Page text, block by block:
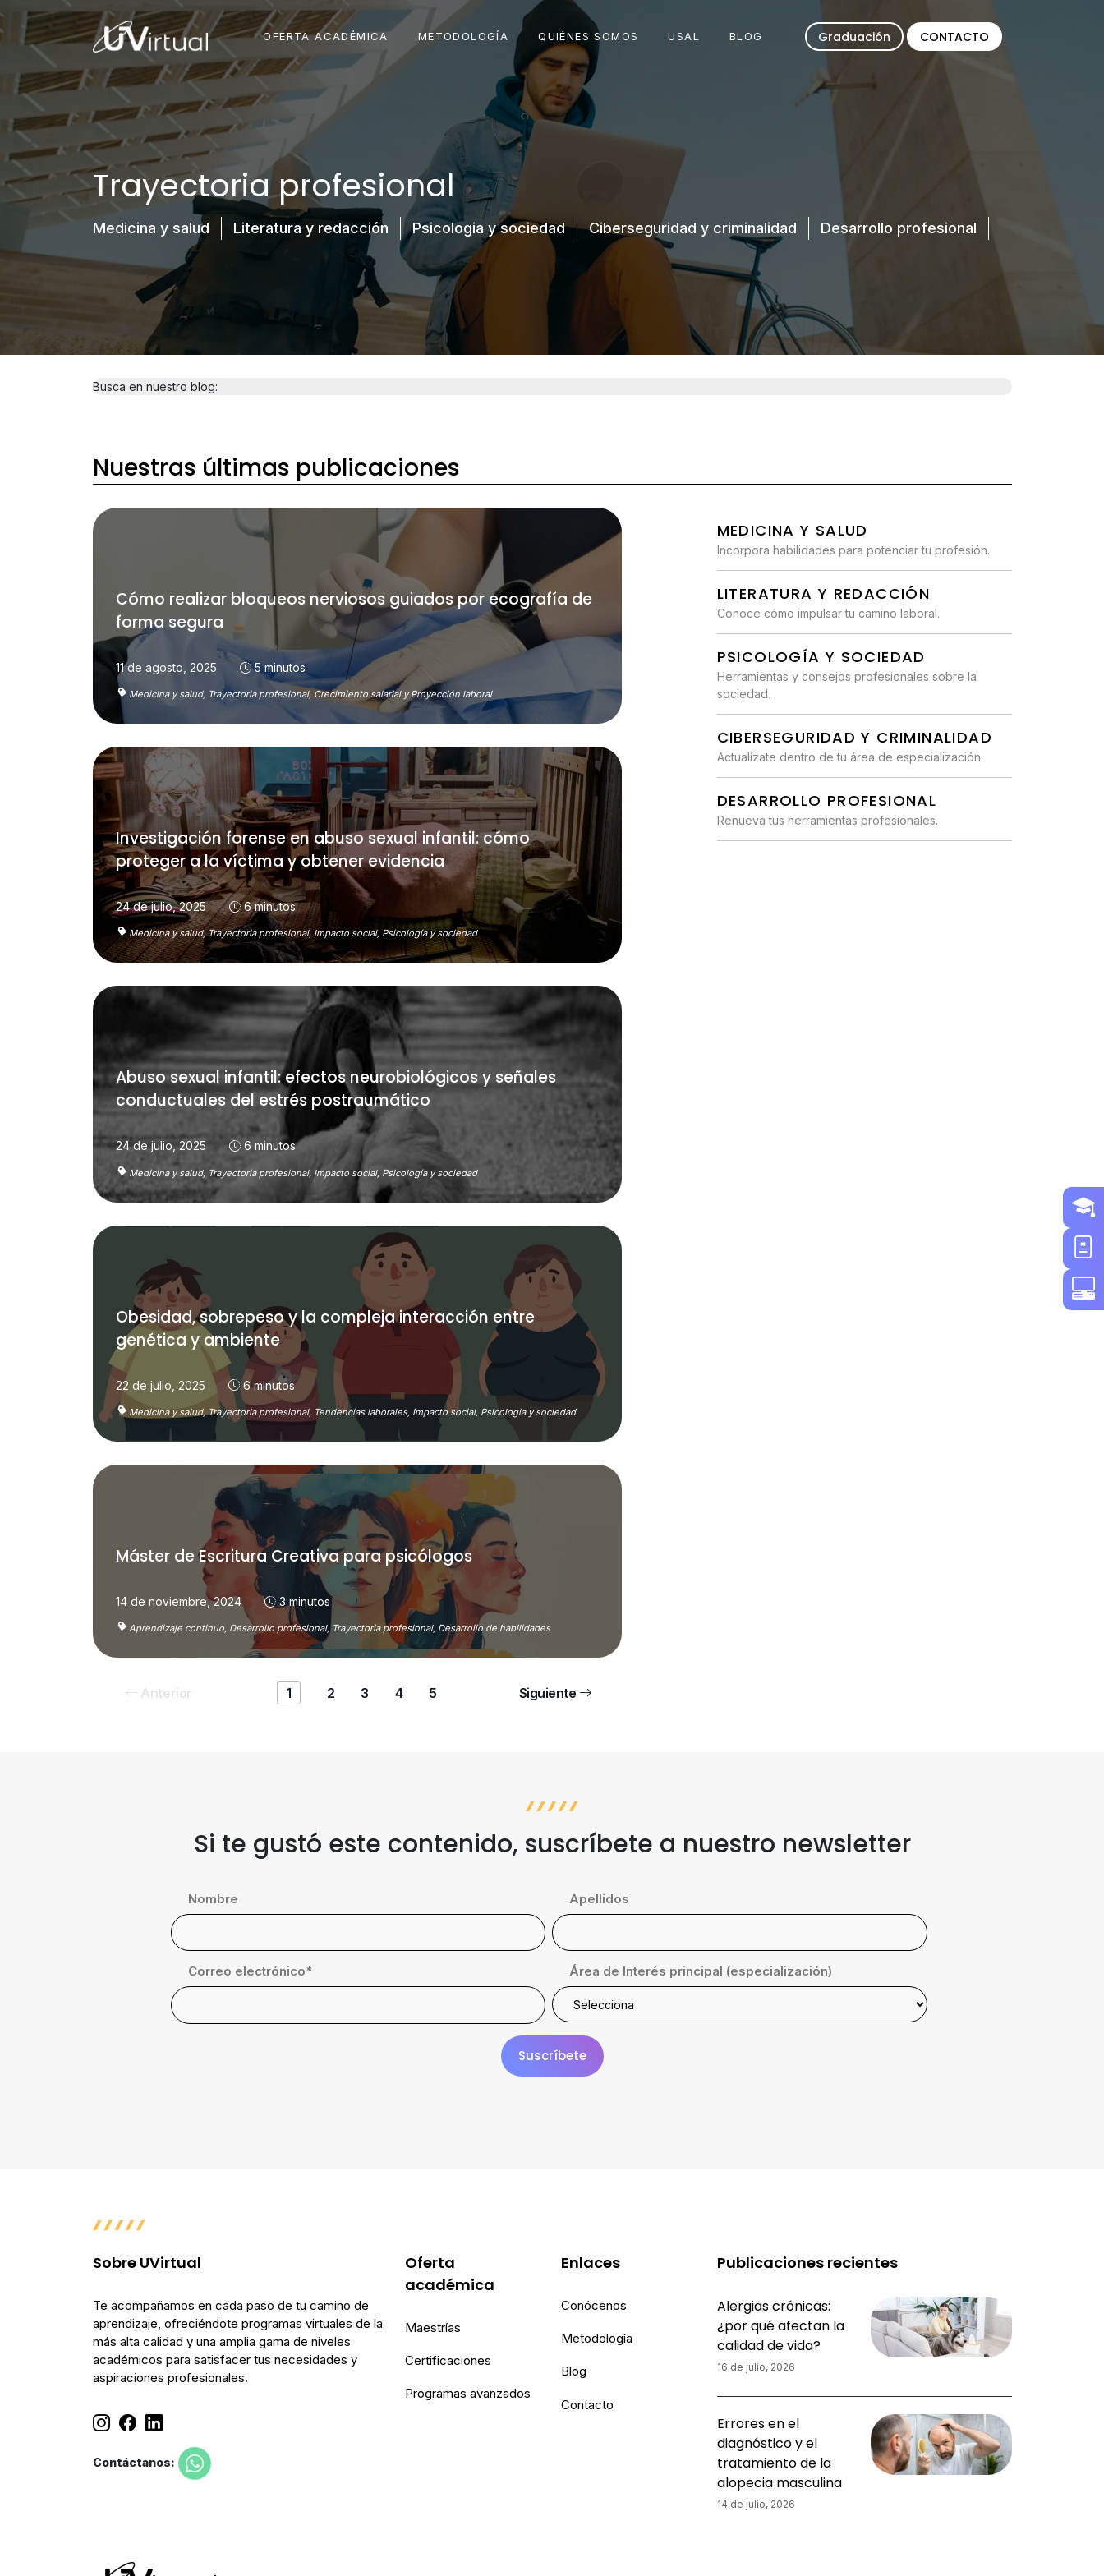
OFERTA ACADÉMICA METODOLOGÍA QUIÉNES SOMOS USAL BLOG Graduación CONTACTO
Trayectoria profesional
Medicina y salud Literatura y redacción Psicologia y sociedad Ciberseguridad y criminalidad Desarrollo profesional
Busca en nuestro blog:
Nuestras últimas publicaciones
Cómo realizar bloqueos nerviosos guiados por ecografía de
forma segura
11 de agosto, 2025 5 minutos
Medicina y salud, Trayectoria profesional, Crecimiento salarial y Proyección laboral
Investigación forense en abuso sexual infantil: cómo
proteger a la víctima y obtener evidencia
24 de julio, 2025 6 minutos
Medicina y salud,Trayectoria profesional,Impacto social, Psicología y sociedad
Abuso sexual infantil: efectos neurobiológicos y señales
conductuales del estrés postraumático
24 de julio, 2025 6 minutos
Medicina y salud, Trayectoria profesional, Impacto social, Psicología y sociedad
Obesidad, sobrepeso y la compleja interacción entre
genética y ambiente
22 de julio, 2025 6 minutos
Medicina y salud, Trayectoria profesional, Tendencias laborales, Impacto social, Psicología y sociedad
Máster de Escritura Creativa para psicólogos
14 de noviembre, 2024 3 minutos
Aprendizaje continuo, Desarrollo profesional, Trayectoria profesional, Desarrollo de habilidades
Anterior 1 2 3 4 5 Siguiente
MEDICINA Y SALUD
Incorpora habilidades para potenciar tu profesión.
LITERATURA Y REDACCIÓN
Conoce cómo impulsar tu camino laboral.
PSICOLOGÍA Y SOCIEDAD
Herramientas y consejos profesionales sobre la
sociedad.
CIBERSEGURIDAD Y CRIMINALIDAD
Actualízate dentro de tu área de especialización.
DESARROLLO PROFESIONAL
Renueva tus herramientas profesionales.
Si te gustó este contenido, suscríbete a nuestro newsletter
Nombre Apellidos
Correo electrónico* Área de Interés principal (especialización)
Sobre UVirtual
Te acompañamos en cada paso de tu camino de
aprendizaje, ofreciéndote programas virtuales de la
más alta calidad y una amplia gama de niveles
académicos para satisfacer tus necesidades y
aspiraciones profesionales.
Contáctanos:
Oferta
académica
Maestrías
Certificaciones
Programas avanzados
Enlaces
Conócenos
Metodología
Blog
Contacto
Publicaciones recientes
Alergias crónicas:
¿por qué afectan la
calidad de vida?
16 de julio, 2026
Errores en el
diagnóstico y el
tratamiento de la
alopecia masculina
14 de julio, 2026